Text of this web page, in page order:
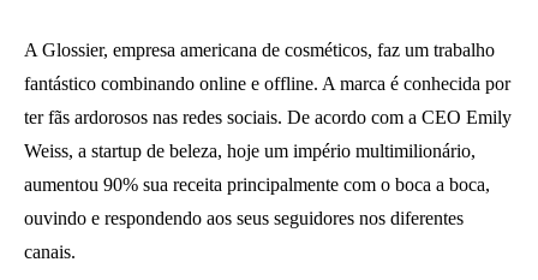
A Glossier, empresa americana de cosméticos, faz um trabalho
fantástico combinando online e offline. A marca é conhecida por
ter fãs ardorosos nas redes sociais. De acordo com a CEO Emily
Weiss, a startup de beleza, hoje um império multimilionário,
aumentou 90% sua receita principalmente com o boca a boca,
ouvindo e respondendo aos seus seguidores nos diferentes
canais.